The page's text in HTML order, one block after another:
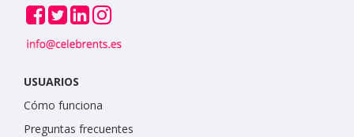
USUARIOS
Cómo funciona
Preguntas frecuentes